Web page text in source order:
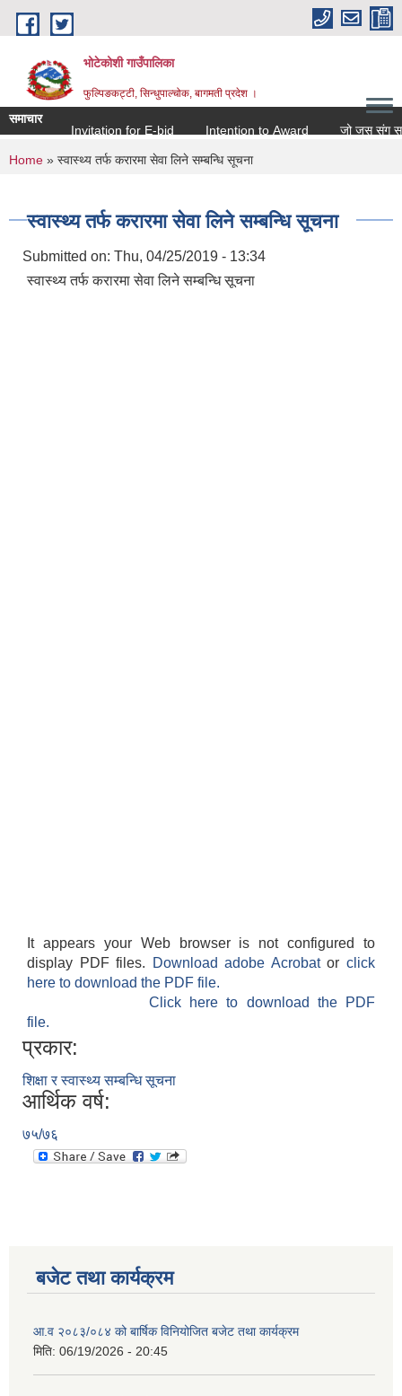
Skip to main content
भोटेकोशी गाउँपालिका
फुल्पिङकट्टी, सिन्धुपाल्चोक, बागमती प्रदेश ।
समाचार
Invitation for E-bid
Intention to Award जो जस संग
You are here
Home » स्वास्थ्य तर्फ करारमा सेवा लिने सम्बन्धि सूचना
स्वास्थ्य तर्फ करारमा सेवा लिने सम्बन्धि सूचना
Submitted on: Thu, 04/25/2019 - 13:34
स्वास्थ्य तर्फ करारमा सेवा लिने सम्बन्धि सूचना
It appears your Web browser is not configured to
display PDF files.
Download adobe Acrobatorclick
here to download the PDF file.
Click here to download the PDF
file.
प्रकार:
शिक्षा र स्वास्थ्य सम्बन्धि सूचना
आर्थिक वर्ष:
७५/७६
बजेट तथा कार्यक्रम
आ.व २०८३/०८४ को बार्षिक विनियोजित बजेट तथा कार्यक्रम
मिति: 06/19/2026 - 20:45